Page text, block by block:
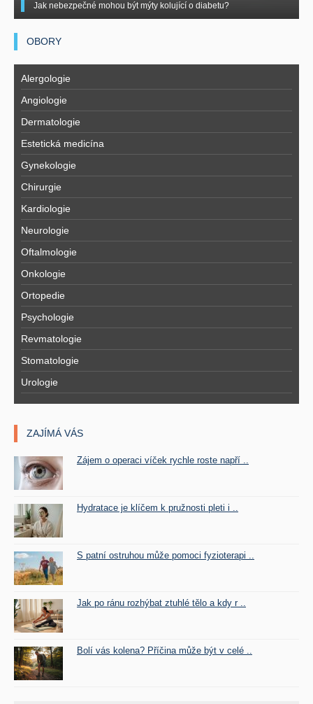
Jak nebezpečné mohou být mýty kolující o diabetu?
OBORY
Alergologie
Angiologie
Dermatologie
Estetická medicína
Gynekologie
Chirurgie
Kardiologie
Neurologie
Oftalmologie
Onkologie
Ortopedie
Psychologie
Revmatologie
Stomatologie
Urologie
ZAJÍMÁ VÁS
Zájem o operaci víček rychle roste napří ..
Hydratace je klíčem k pružnosti pleti i ..
S patní ostruhou může pomoci fyzioterapi ..
Jak po ránu rozhýbat ztuhlé tělo a kdy r ..
Bolí vás kolena? Příčina může být v celé ..